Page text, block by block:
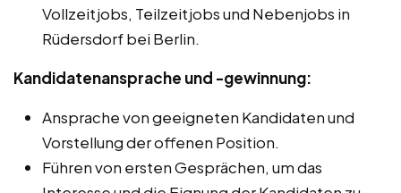
Vollzeitjobs, Teilzeitjobs und Nebenjobs in
Rüdersdorf bei Berlin.
Kandidatenansprache und -gewinnung:
Ansprache von geeigneten Kandidaten und
Vorstellung der offenen Position.
Führen von ersten Gesprächen, um das